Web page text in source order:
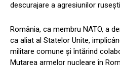
descurajare a agresiunilor
România, ca membru NATO, a
ca aliat al Statelor Unite,
militare comune și întărind
Mutarea armelor nucleare în